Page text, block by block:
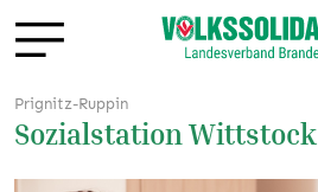
Prignitz-Ruppin
Sozialstation Wittstock